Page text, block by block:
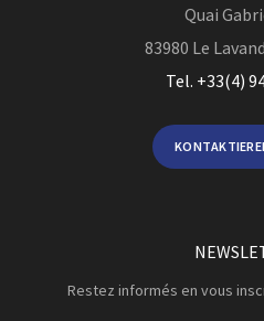
Quai
83980 Le
Tel. +33(4)
Restez informés en vous